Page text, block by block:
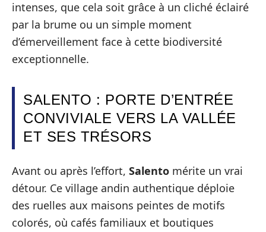
intenses, que cela soit grâce à un cliché éclairé
par la brume ou un simple moment
d’émerveillement face à cette biodiversité
exceptionnelle.
SALENTO : PORTE D’ENTRÉE
CONVIVIALE VERS LA VALLÉE
ET SES TRÉSORS
Avant ou après l’effort, Salento mérite un vrai
détour. Ce village andin authentique déploie
des ruelles aux maisons peintes de motifs
colorés, où cafés familiaux et boutiques